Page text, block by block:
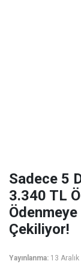
Sadece 5
3.340 TL
Çekiliyor!
Yayınlanma: 13